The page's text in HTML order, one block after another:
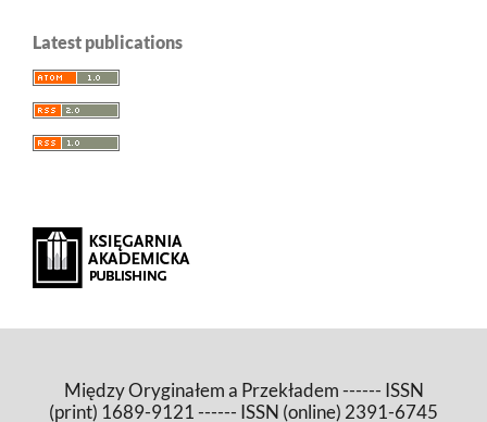
Latest publications
Między Oryginałem a Przekładem ------ ISSN
(print) 1689-9121 ------ ISSN (online) 2391-6745